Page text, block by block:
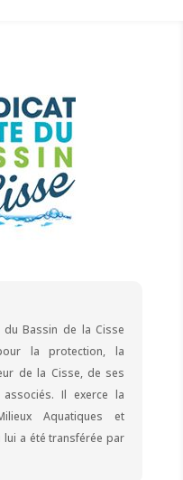
du Bassin de la Cisse
la protection, la
de la Cisse, de ses
Il exerce la
Aquatiques et
a été transférée par